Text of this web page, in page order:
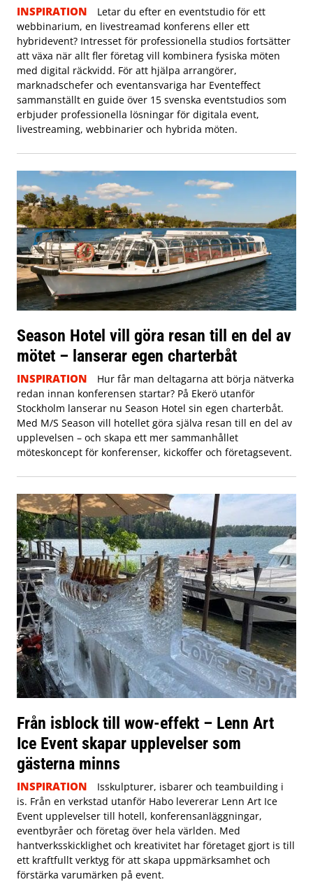
INSPIRATION
Letar du efter en eventstudio för ett
webbinarium, en livestreamad konferens eller ett
hybridevent? Intresset för professionella studios fortsätter
att växa när allt fler företag vill kombinera fysiska möten
med digital räckvidd. För att hjälpa arrangörer,
marknadschefer och eventansvariga har Eventeffect
sammanställt en guide över 15 svenska eventstudios som
erbjuder professionella lösningar för digitala event,
livestreaming, webbinarier och hybrida möten.
Season Hotel vill göra resan till en del av
mötet – lanserar egen charterbåt
INSPIRATION
Hur får man deltagarna att börja nätverka
redan innan konferensen startar? På Ekerö utanför
Stockholm lanserar nu Season Hotel sin egen charterbåt.
Med M/S Season vill hotellet göra själva resan till en del av
upplevelsen – och skapa ett mer sammanhållet
möteskoncept för konferenser, kickoffer och företagsevent.
Från isblock till wow-effekt – Lenn Art
Ice Event skapar upplevelser som
gästerna minns
INSPIRATION
Isskulpturer, isbarer och teambuilding i
is. Från en verkstad utanför Habo levererar Lenn Art Ice
Event upplevelser till hotell, konferensanläggningar,
eventbyråer och företag över hela världen. Med
hantverksskicklighet och kreativitet har företaget gjort is till
ett kraftfullt verktyg för att skapa uppmärksamhet och
förstärka varumärken på event.